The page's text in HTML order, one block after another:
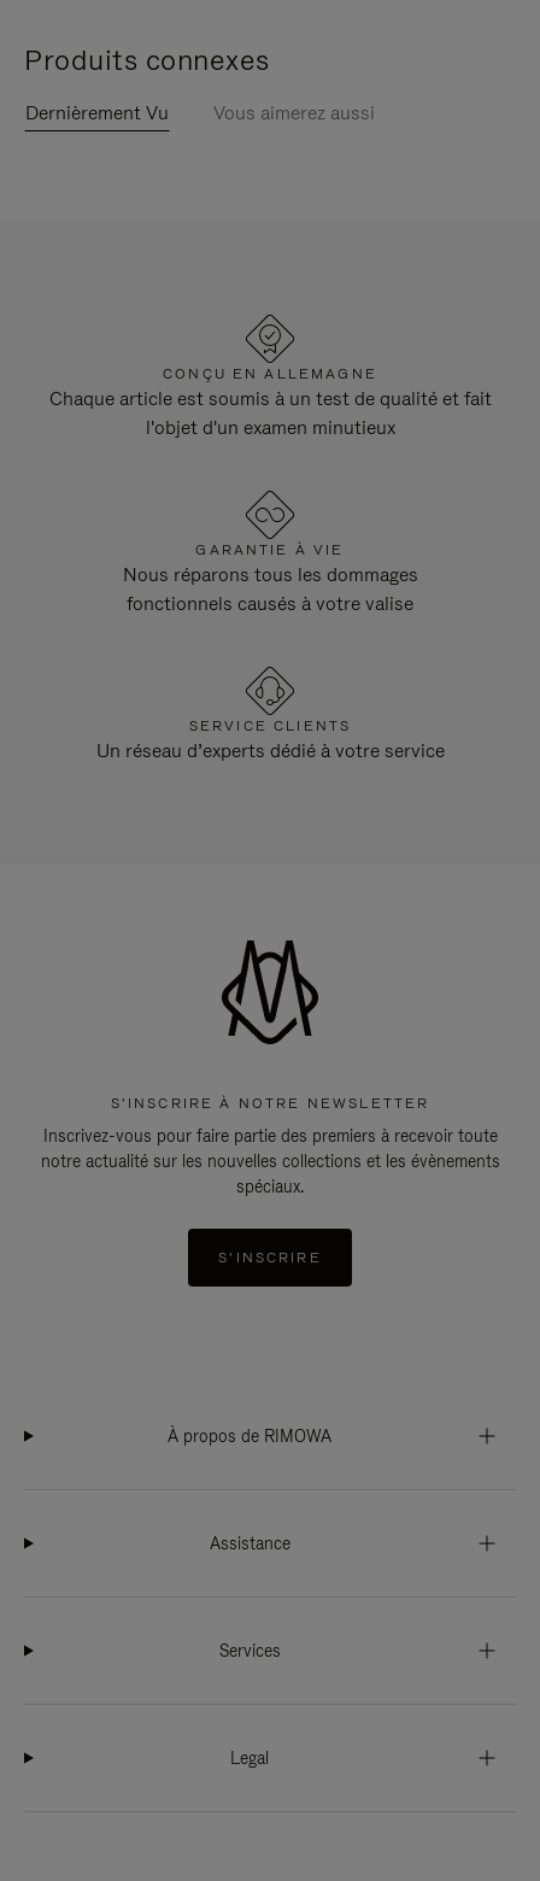
Produits connexes
Dernièrement Vu Vous aimerez aussi
CONÇU EN ALLEMAGNE
Chaque article est soumis à un test de qualité et fait
l'objet d'un examen minutieux
GARANTIE À VIE
Nous réparons tous les dommages
fonctionnels causés à votre valise
SERVICE CLIENTS
Un réseau d’experts dédié à votre service
S'INSCRIRE À NOTRE NEWSLETTER
Inscrivez-vous pour faire partie des premiers à recevoir toute
notre actualité sur les nouvelles collections et les évènements
spéciaux.
S'INSCRIRE
À propos de RIMOWA
Assistance
Services
Legal